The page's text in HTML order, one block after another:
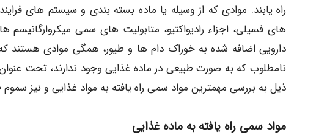
راه یابند. موادی که از وسیله یا ماده بسته بندی و سیستم های
های فسیلی، اجزاء رادیواکتیو، متابولیت های سمی میکروارگانیسم
دارویی اضافه شده به خوراک دام ها و طیور، همگی موادی هستند
نامطلوب که به صورت طبیعی در ماده غذایی وجود ندارند، تحت
ذیل به بررسی مهمترین مواد سمی راه یافته به مواد غذایی و نیز
مواد سمی راه یافته به ماده غذایی